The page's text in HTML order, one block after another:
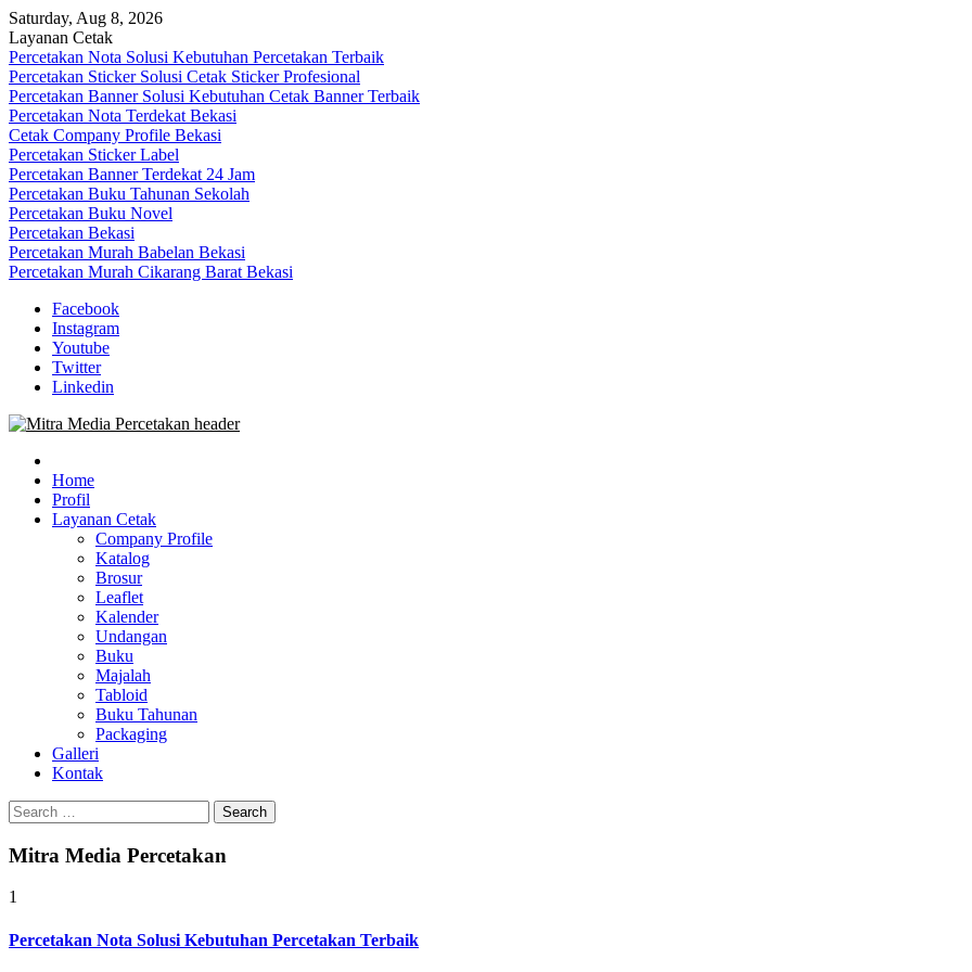
Skip
to
content
Saturday, Aug 8, 2026
Layanan Cetak
Percetakan Nota Solusi Kebutuhan Percetakan Terbaik
Percetakan Sticker Solusi Cetak Sticker Profesional
Percetakan Banner Solusi Kebutuhan Cetak Banner Terbaik
Percetakan Nota Terdekat Bekasi
Cetak Company Profile Bekasi
Percetakan Sticker Label
Percetakan Banner Terdekat 24 Jam
Percetakan Buku Tahunan Sekolah
Percetakan Buku Novel
Percetakan Bekasi
Percetakan Murah Babelan Bekasi
Percetakan Murah Cikarang Barat Bekasi
Facebook
Instagram
Youtube
Twitter
Linkedin
Mitra Media Percetakan Bekasi 0813-1670-6191
0813-1670-6191 (Call/WA) Perusahaan Tempat Alamat Jasa Pusat Percetakan Bekasi Barat Timur Utara Selatan Murah 24 Jam
Home
Profil
Layanan Cetak
Company Profile
Katalog
Brosur
Leaflet
Kalender
Undangan
Buku
Majalah
Tabloid
Buku Tahunan
Packaging
Galleri
Kontak
Search
for:
Mitra Media Percetakan
1
Percetakan Nota Solusi Kebutuhan Percetakan Terbaik